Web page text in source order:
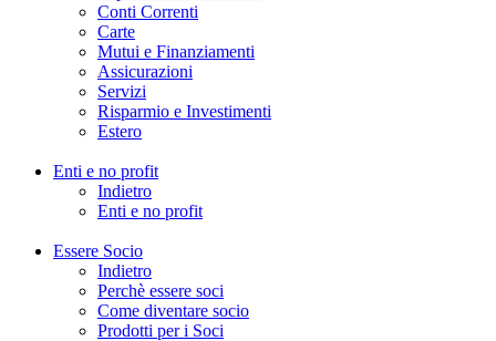
Conti Correnti
Carte
Mutui e Finanziamenti
Assicurazioni
Servizi
Risparmio e Investimenti
Estero
Enti e no profit
Indietro
Enti e no profit
Essere Socio
Indietro
Perchè essere soci
Come diventare socio
Prodotti per i Soci